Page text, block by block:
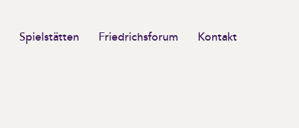
Spielstätten Friedrichsforum Kontakt